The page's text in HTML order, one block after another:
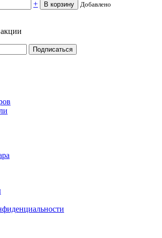
+ В корзину Добавлено
Подписаться